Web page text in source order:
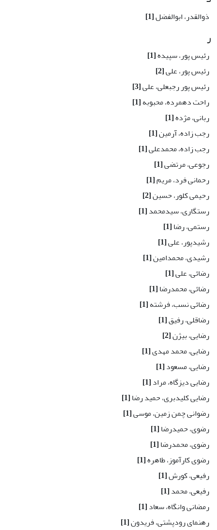
ذوالقدر، ابوالفضل[1]
ر
رئیس پور، سپیده[1]
رئیس پور، علی[2]
رئیس پور رجبعلی، علی[3]
راحت دهمرده، محبوبه[1]
ربانی، مژده[1]
رجب زاده، آرمین[1]
رجب زاده، محمدعلی[1]
رجوعی، مرتضی[1]
رحمانی فرد، مریم[1]
رحیمی کلور، حسین[2]
رستگاری، سیدمحمد[1]
رستمی، رضا[1]
رشیدپور، علی[1]
رشیدی، محمدامین[1]
رضائی، علی[1]
رضائی، محمدرضا[1]
رضائی نسب، فرشته[1]
رضاقلی، رفیق[1]
رضایی، بیژن[2]
رضایی، محمد مهدی[1]
رضایی، مسعود[1]
رضایی دیزگاه، مراد[1]
رضایی کلیدبری، حمید رضا[1]
رضوانی چمن زمین، موسی[1]
رضوی، حمیدرضا[1]
رضوی، محمدرضا[1]
رضوی کارآموز، طاهره[1]
رفیعی، کورش[1]
رفیعی، محمد[1]
رمضانی وانگاه، سعاد[1]
رهنمای رودپشتی، فریدون[1]